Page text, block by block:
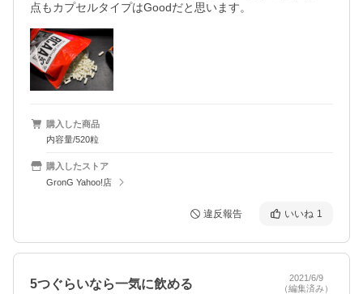
点もカプセルタイプはGoodだと思います。
購入した商品
内容量/520粒
購入したストア
GronG Yahoo!店
違反報告 いいね 1
5つぐらいなら一気に飲める
2021/6/9
（編集済み）